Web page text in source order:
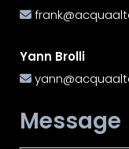
Yann Brolli
Message